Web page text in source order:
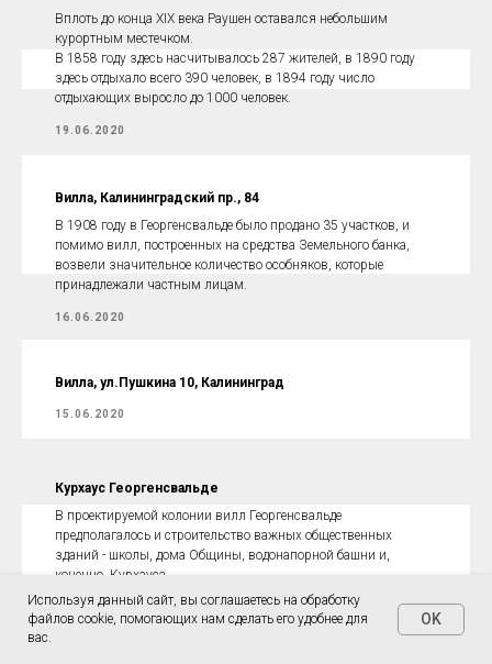
Вплоть до конца XIX века Раушен оставался небольшим
курортным местечком.
В 1858 году здесь насчитывалось 287 жителей, в 1890 году
здесь отдыхало всего 390 человек, в 1894 году число
отдыхающих выросло до 1000 человек.
19.06.2020
Вилла, Калининградский пр., 84
В 1908 году в Георгенсвальде было продано 35 участков, и
помимо вилл, построенных на средства Земельного банка,
возвели значительное количество особняков, которые
принадлежали частным лицам.
16.06.2020
Вилла, ул.Пушкина 10, Калининград
15.06.2020
Курхаус Георгенсвальде
В проектируемой колонии вилл Георгенсвальде
предполагалось и строительство важных общественных
зданий - школы, дома Общины, водонапорной башни и,
конечно, Курхауса.
15.06.2020
Используя данный сайт, вы соглашаетесь на обработку
файлов cookie, помогающих нам сделать его удобнее для
вас.
OK